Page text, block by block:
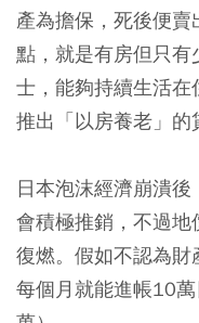
產為擔保，死後便
點，就是有房但只有
士，能夠持續生活
推出「以房養老」的
日本泡沫經濟崩潰
會積極推銷，不過
復燃。 假如不認為財
每個月就能進帳10